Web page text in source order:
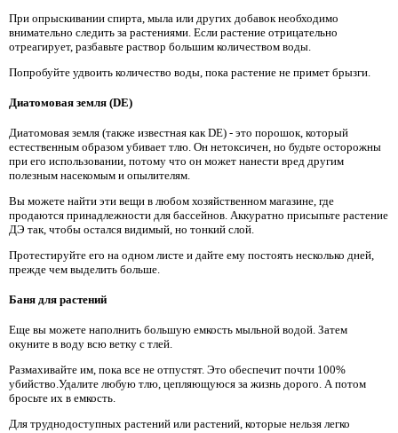
При опрыскивании спирта, мыла или других добавок необходимо
внимательно следить за растениями. Если растение отрицательно
отреагирует, разбавьте раствор большим количеством воды.
Попробуйте удвоить количество воды, пока растение не примет брызги.
Диатомовая земля (DE)
Диатомовая земля (также известная как DE) - это порошок, который
естественным образом убивает тлю. Он нетоксичен, но будьте осторожны
при его использовании, потому что он может нанести вред другим
полезным насекомым и опылителям.
Вы можете найти эти вещи в любом хозяйственном магазине, где
продаются принадлежности для бассейнов. Аккуратно присыпьте растение
ДЭ так, чтобы остался видимый, но тонкий слой.
Протестируйте его на одном листе и дайте ему постоять несколько дней,
прежде чем выделить больше.
Баня для растений
Еще вы можете наполнить большую емкость мыльной водой. Затем
окуните в воду всю ветку с тлей.
Размахивайте им, пока все не отпустят. Это обеспечит почти 100%
убийство.Удалите любую тлю, цепляющуюся за жизнь дорого. А потом
бросьте их в емкость.
Для труднодоступных растений или растений, которые нельзя легко